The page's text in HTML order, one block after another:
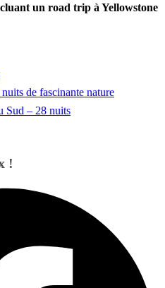
un road trip à Yellowstone
de fascinante nature
Sud – 28 nuits
!